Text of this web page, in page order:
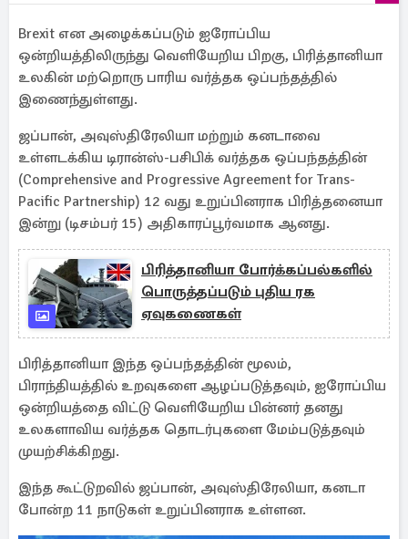
Brexit என அழைக்கப்படும் ஐரோப்பிய
ஒன்றியத்திலிருந்து வெளியேறிய பிறகு, பிரித்தானியா
உலகின் மற்றொரு பாரிய வர்த்தக ஒப்பந்தத்தில்
இணைந்துள்ளது.
ஜப்பான், அவுஸ்திரேலியா மற்றும் கனடாவை
உள்ளடக்கிய டிரான்ஸ்-பசிபிக் வர்த்தக ஒப்பந்தத்தின்
(Comprehensive and Progressive Agreement for Trans-
Pacific Partnership) 12 வது உறுப்பினராக பிரித்தனையா
இன்று (டிசம்பர் 15) அதிகாரப்பூர்வமாக ஆனது.
பிரித்தானியா போர்க்கப்பல்களில்
பொருத்தப்படும் புதிய ரக
ஏவுகணைகள்
பிரித்தானியா இந்த ஒப்பந்தத்தின் மூலம்,
பிராந்தியத்தில் உறவுகளை ஆழப்படுத்தவும், ஐரோப்பிய
ஒன்றியத்தை விட்டு வெளியேறிய பின்னர் தனது
உலகளாவிய வர்த்தக தொடர்புகளை மேம்படுத்தவும்
முயற்சிக்கிறது.
இந்த கூட்டுறவில் ஜப்பான், அவுஸ்திரேலியா, கனடா
போன்ற 11 நாடுகள் உறுப்பினராக உள்ளன.